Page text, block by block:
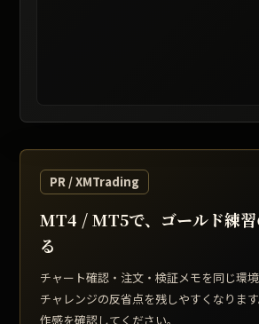
レート提供: TradingView / 表示は遅延する場合
PR / XMTrading
MT4 / MT5で、ゴールド練習
る
チャート確認・注文・検証メモを同じ環
チャレンジの反省点を残しやすくなりま
作感を確認してください。